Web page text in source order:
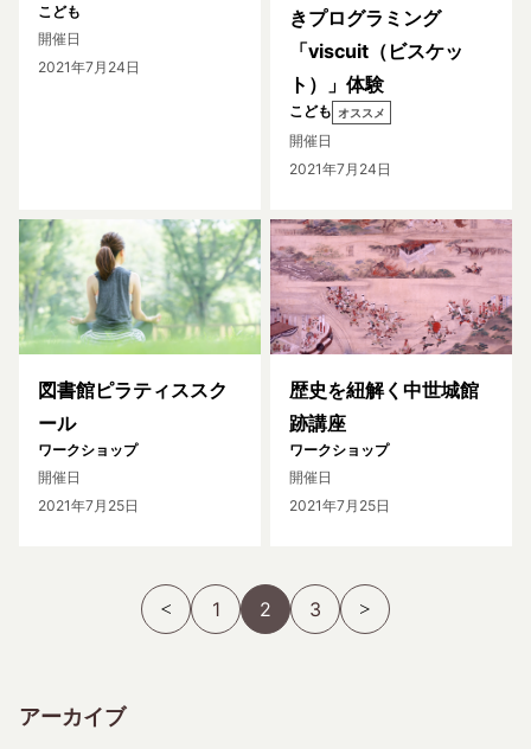
こども
開催日
2021年7月24日
きプログラミング
「viscuit（ビスケッ
ト）」体験
こども オススメ
開催日
2021年7月24日
図書館ピラティススク
ール
ワークショップ
開催日
2021年7月25日
歴史を紐解く中世城館
跡講座
ワークショップ
開催日
2021年7月25日
1 2 3
アーカイブ